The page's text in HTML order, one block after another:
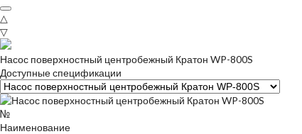
△
▽
Насос поверхностный центробежный Кратон WP-800S
Доступные спецификации
№
Наименование